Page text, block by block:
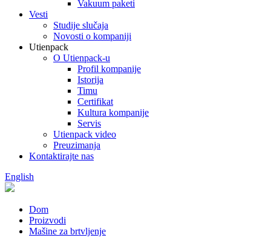
Vakuum paketi
Vesti
Studije slučaja
Novosti o kompaniji
Utienpack
O Utienpack-u
Profil kompanije
Istorija
Timu
Certifikat
Kultura kompanije
Servis
Utienpack video
Preuzimanja
Kontaktirajte nas
English
Dom
Proizvodi
Mašine za brtvljenje